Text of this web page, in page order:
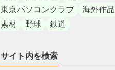
東京パソコンクラブ
海外作品
素材
野球 鉄道
サイト内を検索